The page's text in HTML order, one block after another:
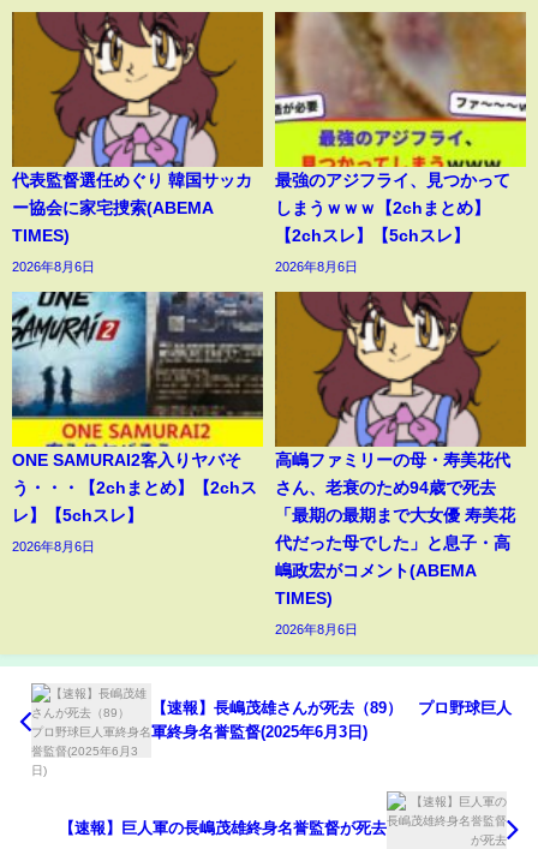
代表監督選任めぐり 韓国サッカ
ー協会に家宅捜索(ABEMA
TIMES)
2026年8月6日
最強のアジフライ、見つかって
しまうｗｗｗ【2chまとめ】
【2chスレ】【5chスレ】
2026年8月6日
ONE SAMURAI2客入りヤバそ
う・・・【2chまとめ】【2chス
レ】【5chスレ】
2026年8月6日
高嶋ファミリーの母・寿美花代
さん、老衰のため94歳で死去
「最期の最期まで大女優 寿美花
代だった母でした」と息子・高
嶋政宏がコメント(ABEMA
TIMES)
2026年8月6日
【速報】長嶋茂雄さんが死去（89） プロ野球巨人
軍終身名誉監督(2025年6月3日)
【速報】巨人軍の長嶋茂雄終身名誉監督が死去